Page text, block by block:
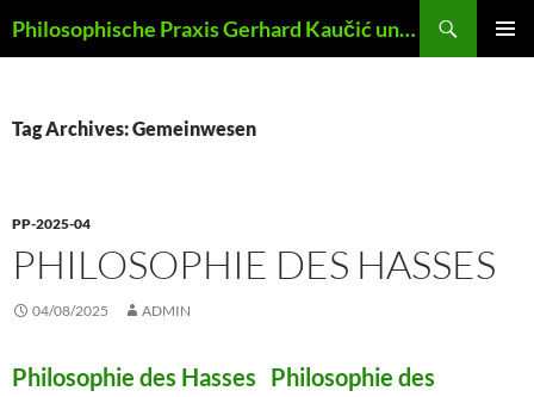
to
Philosophische Praxis Gerhard Kaučić und Anna Lydia Huber
Tag Archives: Gemeinwesen
PP-2025-04
PHILOSOPHIE DES HASSES
04/08/2025 ADMIN
Philosophie des Hasses Philosophie des